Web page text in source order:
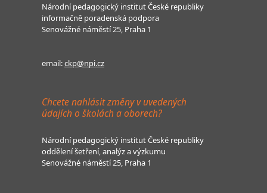
Národní pedagogický institut České republiky
informačně poradenská podpora
Senovážné náměstí 25, Praha 1
email:ckp@npi.cz
Chcete nahlásit změny v uvedených
údajích o školách a oborech?
Národní pedagogický institut České republiky
oddělení šetření, analýz a výzkumu
Senovážné náměstí 25, Praha 1